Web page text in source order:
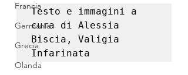
Francia
Germania
Grecia
Olanda
Testo e immagini a
cura di Alessia
Biscia, Valigia
Infarinata